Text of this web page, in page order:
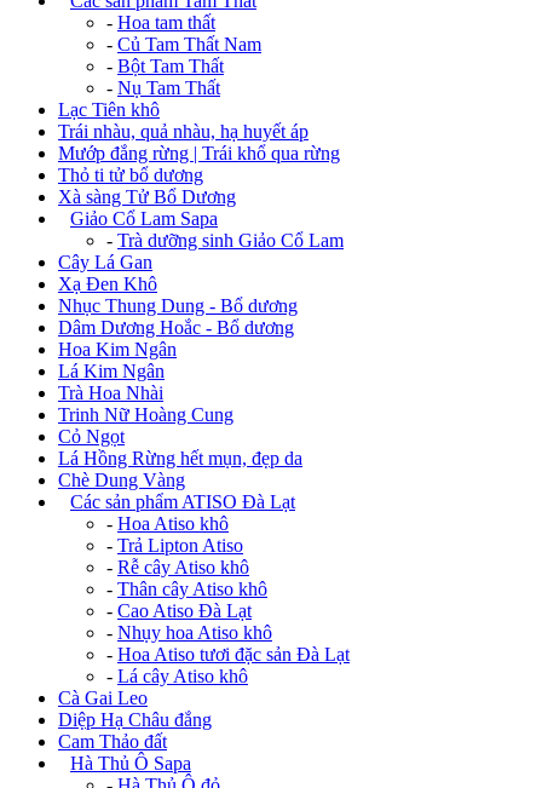
- Hoa tam thất
- Củ Tam Thất Nam
- Bột Tam Thất
- Nụ Tam Thất
Lạc Tiên khô
Trái nhàu, quả nhàu, hạ huyết áp
Mướp đắng rừng | Trái khổ qua rừng
Thỏ ti tử bổ dương
Xà sàng Tử Bổ Dương
Giảo Cổ Lam Sapa
- Trà dưỡng sinh Giảo Cổ Lam
Cây Lá Gan
Xạ Đen Khô
Nhục Thung Dung - Bổ dương
Dâm Dương Hoắc - Bổ dương
Hoa Kim Ngân
Lá Kim Ngân
Trà Hoa Nhài
Trinh Nữ Hoàng Cung
Cỏ Ngọt
Lá Hồng Rừng hết mụn, đẹp da
Chè Dung Vàng
Các sản phẩm ATISO Đà Lạt
- Hoa Atiso khô
- Trả Lipton Atiso
- Rễ cây Atiso khô
- Thân cây Atiso khô
- Cao Atiso Đà Lạt
- Nhụy hoa Atiso khô
- Hoa Atiso tươi đặc sản Đà Lạt
- Lá cây Atiso khô
Cà Gai Leo
Diệp Hạ Châu đắng
Cam Thảo đất
Hà Thủ Ô Sapa